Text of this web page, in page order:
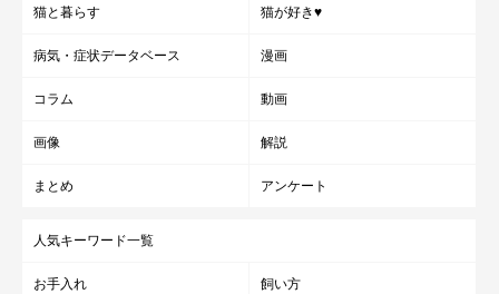
見た目でも性差があるのはおもしろいですよね！ ぜひ、愛猫の
猫と暮らす 猫が好き♥
病気・症状データベース 漫画
コラム 動画
画像 解説
まとめ アンケート
人気キーワード一覧
お手入れ 飼い方